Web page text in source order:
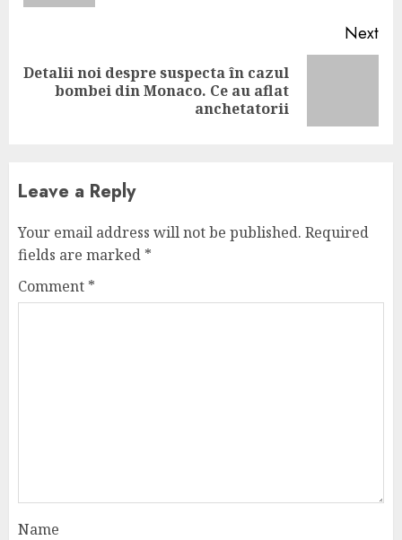
Next
Next
Detalii noi despre suspecta în cazul
bombei din Monaco. Ce au aflat
anchetatorii
Leave a Reply
Your email address will not be published. Required
fields are marked *
Comment *
Name